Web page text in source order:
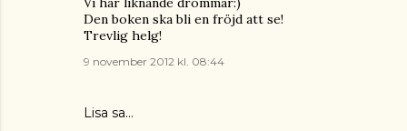
Den boken ska bli en fröjd att se!
Trevlig helg!
9 november 2012 kl. 08:44
Lisa sa…